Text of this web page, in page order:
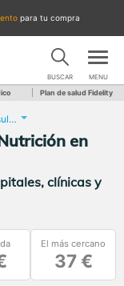
para tu compra
BUSCAR MENU
Plan de salud Fidelity
Consulta de Endocrinología y Nutrición
en
clínicas y
El más cercano
37 €